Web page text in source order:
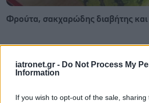
iatronet.gr - Do Not Process My
Information
If you wish to opt-out of the sale,
Φρούτα, σακχαρώδης διαβήτης και